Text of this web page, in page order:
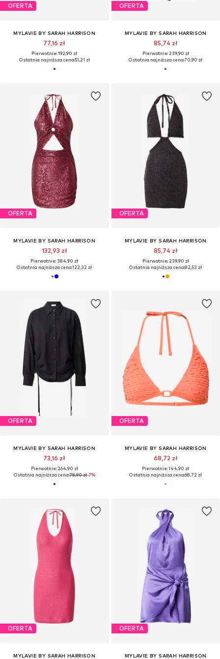
OFERTA
MYLAVIE BY SARAH HARRISON
77,16 zł
Pierwotnie: 192,90 zł
Ostatnia najniższa cena:51,21 zł
OFERTA
MYLAVIE BY SARAH HARRISON
85,74 zł
Pierwotnie: 239,90 zł
Ostatnia najniższa cena:70,90 zł
OFERTA
MYLAVIE BY SARAH HARRISON
132,93 zł
Pierwotnie: 384,90 zł
Ostatnia najniższa cena:122,32 zł
OFERTA
MYLAVIE BY SARAH HARRISON
85,74 zł
Pierwotnie: 239,90 zł
Ostatnia najniższa cena:82,53 zł
OFERTA
MYLAVIE BY SARAH HARRISON
73,16 zł
Pierwotnie: 264,90 zł
Ostatnia najniższa cena:78,90 zł-7%
OFERTA
MYLAVIE BY SARAH HARRISON
68,72 zł
Pierwotnie: 144,90 zł
Ostatnia najniższa cena:68,72 zł
OFERTA
MYLAVIE BY SARAH HARRISON
OFERTA
MYLAVIE BY SARAH HARRISON